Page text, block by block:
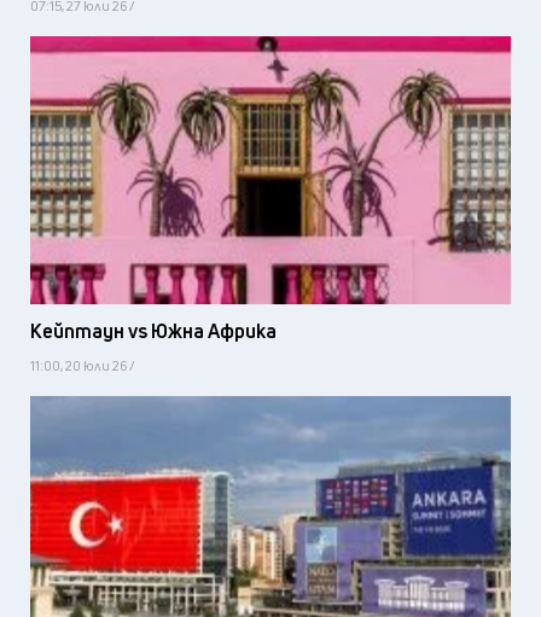
07:15, 27 юли 26 /
Кейптаун vs Южна Африка
11:00, 20 юли 26 /